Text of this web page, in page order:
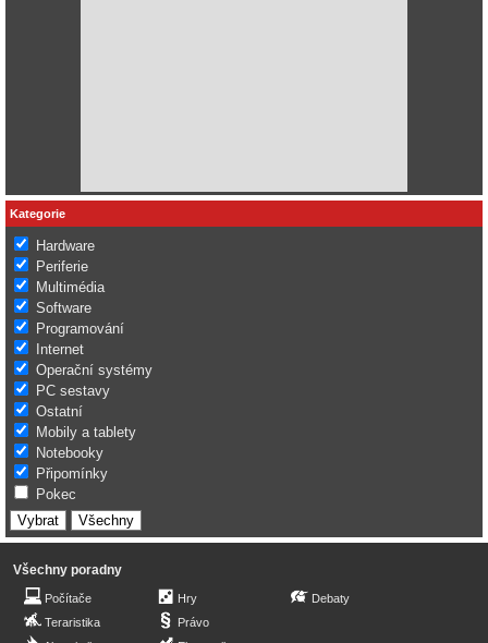
Kategorie
Hardware
Periferie
Multimédia
Software
Programování
Internet
Operační systémy
PC sestavy
Ostatní
Mobily a tablety
Notebooky
Připomínky
Pokec
Všechny poradny
Počítače
Teraristika
Hry
Právo
Debaty